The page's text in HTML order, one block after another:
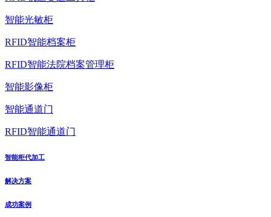
智能光敏柜
RFID智能档案柜
RFID智能法院档案管理柜
智能影像柜
智能通道门
RFID智能通道门
智能柜代加工
解决方案
成功案例